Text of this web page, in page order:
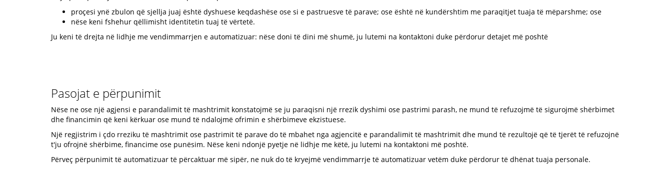
proçesi ynë zbulon që sjellja juaj është dyshuese keqdashëse ose si e pastruesve të parave; ose është në kundërshtim me paraqitjet tuaja të mëparshme; ose
nëse keni fshehur qëllimisht identitetin tuaj të vërtetë.
Ju keni të drejta në lidhje me vendimmarrjen e automatizuar: nëse doni të dini më shumë, ju lutemi na kontaktoni duke përdorur detajet më poshtë
Pasojat e përpunimit
Nëse ne ose një agjensi e parandalimit të mashtrimit konstatojmë se ju paraqisni një rrezik dyshimi ose pastrimi parash, ne mund të refuzojmë të sigurojmë shërbimet
dhe financimin që keni kërkuar ose mund të ndalojmë ofrimin e shërbimeve ekzistuese.
Një regjistrim i çdo rreziku të mashtrimit ose pastrimit të parave do të mbahet nga agjencitë e parandalimit të mashtrimit dhe mund të rezultojë që të tjerët të refuzojnë
t'ju ofrojnë shërbime, financime ose punësim. Nëse keni ndonjë pyetje në lidhje me këtë, ju lutemi na kontaktoni më poshtë.
Përveç përpunimit të automatizuar të përcaktuar më sipër, ne nuk do të kryejmë vendimmarrje të automatizuar vetëm duke përdorur të dhënat tuaja personale.